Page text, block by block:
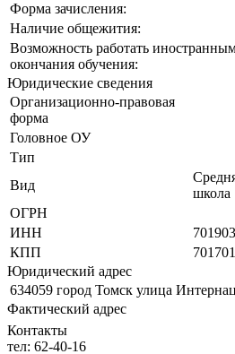
Форма зачисления:
Наличие общежития:
Возможность работать
окончания обучения:
Юридические сведения
Организационно-правовая
форма
Головное ОУ
Тип
Вид
школа
ОГРН
ИНН
КПП
Юридический адрес
634059 город Томск улица
Фактический адрес
Контакты
тел: 62-40-16